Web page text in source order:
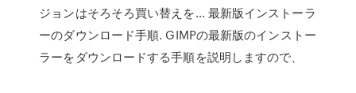
ジョンはそろそろ買い替えを… 最新版インストーラ
ーのダウンロード手順. GIMPの最新版のインストー
ラーをダウンロードする手順を説明しますので、